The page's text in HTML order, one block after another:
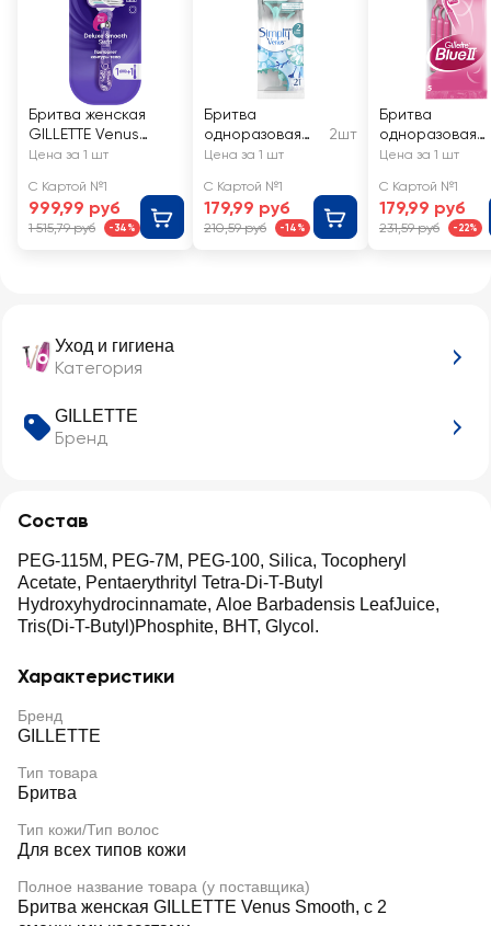
Уход и гигиена
Категория
GILLETTE
Бренд
Состав
PEG-115M, PEG-7M, PEG-100, Silica, Tocopheryl
Acetate, Pentaerythrityl Tetra-Di-T-Butyl
Hydroxyhydrocinnamate, Aloe Barbadensis LeafJuice,
Tris(Di-T-Butyl)Phosphite, BHT, Glycol.
Характеристики
Бренд
GILLETTE
Тип товара
Бритва
Тип кожи/Тип волос
Для всех типов кожи
Полное название товара (у поставщика)
Бритва женская GILLETTE Venus Smooth, с 2
Бритва женская
GILLETTE Venus
Swirl, с 1 сменной
Цена за 1 шт
С Картой №1
999,99 руб
1 515,79 руб -34%
Бритва
одноразовая
женская
Simply
2шт
Цена за 1 шт
С Картой №1
179,99 руб
210,59 руб -14%
Бритва
одноразовая
женская
Disposable
II
Цена за 1 шт
С Картой №1
179,99 руб
231,59 руб -22%